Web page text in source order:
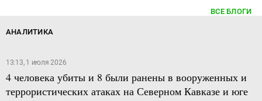
ВСЕ БЛОГИ
АНАЛИТИКА
13:13, 1 июля 2026
4 человека убиты и 8 были ранены в вооруженных и
террористических атаках на Северном Кавказе и юге